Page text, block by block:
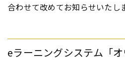
合わせて改めてお知らせいたし
eラーニングシステム「